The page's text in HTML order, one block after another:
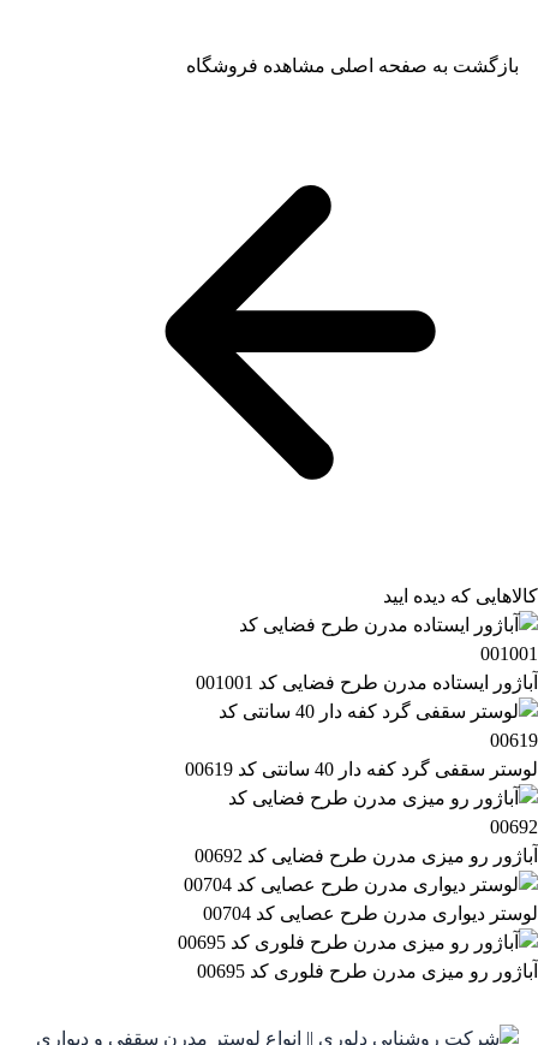
بازگشت به صفحه اصلی مشاهده فروشگاه
کالاهایی که دیده ایید
آباژور ایستاده مدرن طرح فضایی کد 001001
لوستر سقفی گرد کفه دار 40 سانتی کد 00619
آباژور رو میزی مدرن طرح فضایی کد 00692
لوستر دیواری مدرن طرح عصایی کد 00704
آباژور رو میزی مدرن طرح فلوری کد 00695